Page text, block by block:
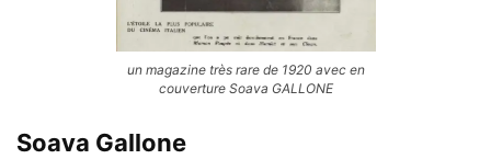
un magazine très rare de 1920 avec en
couverture Soava GALLONE
Soava Gallone